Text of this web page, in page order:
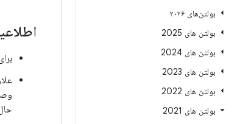
بولتن‌های ۲۰۲۶
بولتن های 2025
بولتن های 2024
بولتن های 2023
بولتن های 2022
بولتن های 2021
برای